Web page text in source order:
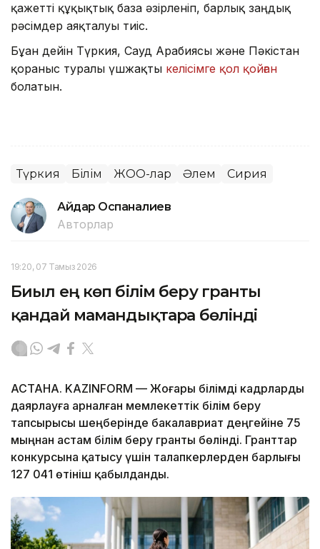
қажетті құқықтық база әзірленіп, барлық заңдық
рәсімдер аяқталуы тиіс.
Бұған дейін Түркия, Сауд Арабиясы және Пәкістан
қорғаныс туралы үшжақты келісімге қол қойған
болатын.
Түркия Білім ЖОО-лар Әлем Сирия
Айдар Оспаналиев
Авторлар
19:20, 07 Тамыз 2026
Биыл ең көп білім беру гранты
қандай мамандықтарға бөлінді
АСТАНА. KAZINFORM — Жоғары білімді кадрларды
даярлауға арналған мемлекеттік білім беру
тапсырысы шеңберінде бакалавриат деңгейіне 75
мыңнан астам білім беру гранты бөлінді. Гранттар
конкурсына қатысу үшін талапкерлерден барлығы
127 041 өтініш қабылданды.